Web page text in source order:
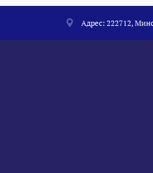
Адрес: 222712,